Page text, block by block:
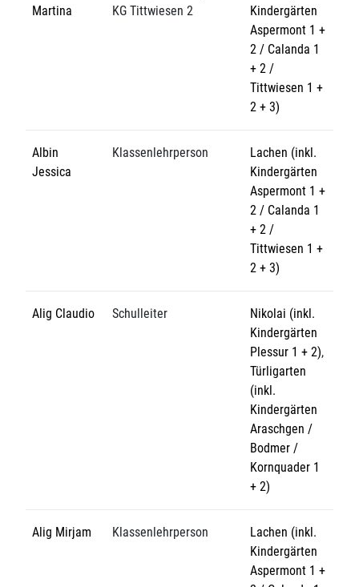
Martina
KG Tittwiesen 2
Kindergärten
Aspermont 1 +
2 / Calanda 1
+ 2 /
Tittwiesen 1 +
2 + 3)
Albin
Jessica
Klassenlehrperson
Lachen (inkl.
Kindergärten
Aspermont 1 +
2 / Calanda 1
+ 2 /
Tittwiesen 1 +
2 + 3)
Alig Claudio Schulleiter
Nikolai (inkl.
Kindergärten
Plessur 1 + 2),
Türligarten
(inkl.
Kindergärten
Araschgen /
Bodmer /
Kornquader 1
+ 2)
Alig Mirjam Klassenlehrperson
Lachen (inkl.
Kindergärten
Aspermont 1 +